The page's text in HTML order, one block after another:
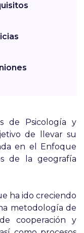
de Psicología y
de llevar su
en el Enfoque
de la geografía
ha ido creciendo
metodología de
cooperación y